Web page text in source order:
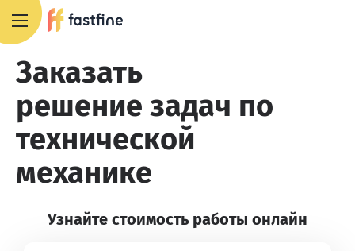
Заказать
решение задач по
технической
механике
Узнайте стоимость работы онлайн